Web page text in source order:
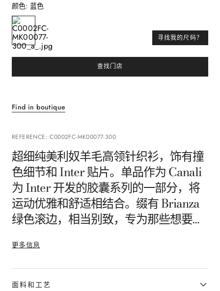
颜色: 蓝色
寻找我的尺码？
查找门店
Find in boutique
REFERENCE:C0002FC-MK00077-300
更多信息
超细纯美利奴羊毛高领针织衫，饰有撞
色细节和 Inter 贴片。单品作为 Canali
为 Inter 开发的胶囊系列的一部分，将
运动优雅和舒适相结合。缀有 Brianza
绿色滚边，相当别致，专为那些想要以
士设计。
面料和工艺